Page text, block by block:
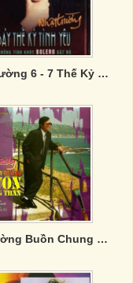
Nhật Trường 6 - 7 Thế Kỷ Tình Yêu
Con Đường Buồn Chung Thân